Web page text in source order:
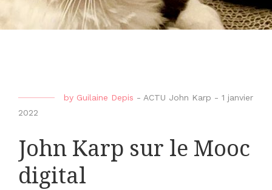
by Guilaine Depis - ACTU John Karp - 1 janvier
2022
John Karp sur le Mooc
digital